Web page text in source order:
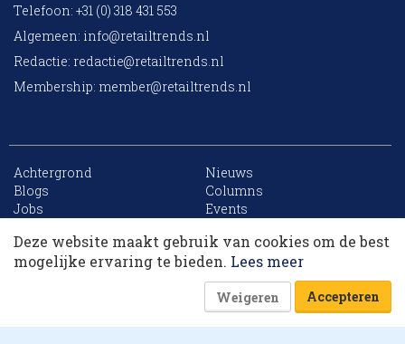
Telefoon: +31 (0) 318 431 553
Algemeen: info@retailtrends.nl
Redactie: redactie@retailtrends.nl
Membership: member@retailtrends.nl
Achtergrond
Nieuws
Blogs
Columns
Jobs
Events
Archief
Sitemap
Website is powered by
Deze website maakt gebruik van cookies om de best
mogelijke ervaring te bieden. Lees meer
Weigeren Accepteren
10 collega’s
Korting op events